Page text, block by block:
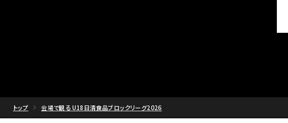
トップ 会場で観る U18日清食品ブロックリーグ2026